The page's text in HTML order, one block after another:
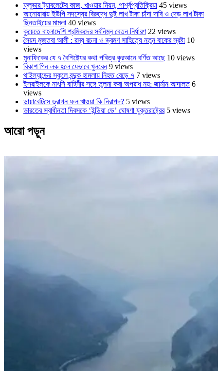
ফ্লুভার ট্যাবলেটের কাজ, খাওয়ার নিয়ম, পার্শ্বপ্রতিক্রিয়া 45 views
আনোয়ারায় ইউপি সদস্যের বিরুদ্ধে দুই লাখ টাকা চাঁদা দাবি ও দেড় লাখ টাকা
ছিনতাইয়ের মামলা 40 views
কুয়েতে বাংলাদেশি শ্রমিকদের সর্বনিম্ন বেতন নির্ধারণ 22 views
সৈয়দ মুজতবা আলী : রম্য রচনা ও ভ্রমণ সাহিত্যে নতুন বাকের স্রষ্টা 10
views
মুনাফিকের যে ৭ বৈশিষ্ট্যের কথা পবিত্র কুরআনে বর্ণিত আছে 10 views
বিকাশ পিন লক হলে যেভাবে খুলবেন 9 views
থাইল্যান্ডের স্কুলে বন্দুক হামলায় নিহত বেড়ে ৭ 7 views
ইসরাইলকে নাৎসি বাহিনীর সঙ্গে তুলনা করা অপরাধ নয়: জার্মান আদালত 6
views
ডায়াবেটিসে ড্রাগন ফল খাওয়া কি নিরাপদ? 5 views
ভারতের স্বাধীনতা দিবসকে ‘ইন্ডিয়া ডে’ ঘোষণা যুক্তরাষ্ট্রের 5 views
আরো পড়ুন